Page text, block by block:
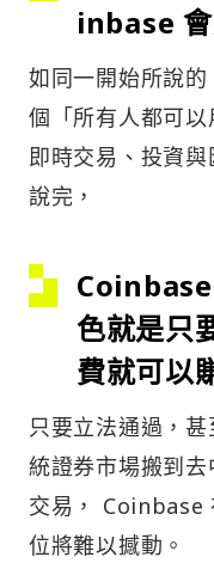
inbase 會
如同一開始所說
個「所有人都可
即時交易、投資
說完，
色就是只
費就可以
只要立法通過，
統證券市場搬到
交易， Coinbase
位將難以撼動。